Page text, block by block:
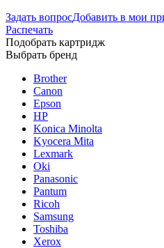
Задать вопросДобавить в мои
Распечать
Подобрать картридж
Выбрать бренд
Brother
Canon
Epson
HP
Konica Minolta
Kyocera Mita
Lexmark
Oki
Panasonic
Pantum
Ricoh
Samsung
Toshiba
Xerox